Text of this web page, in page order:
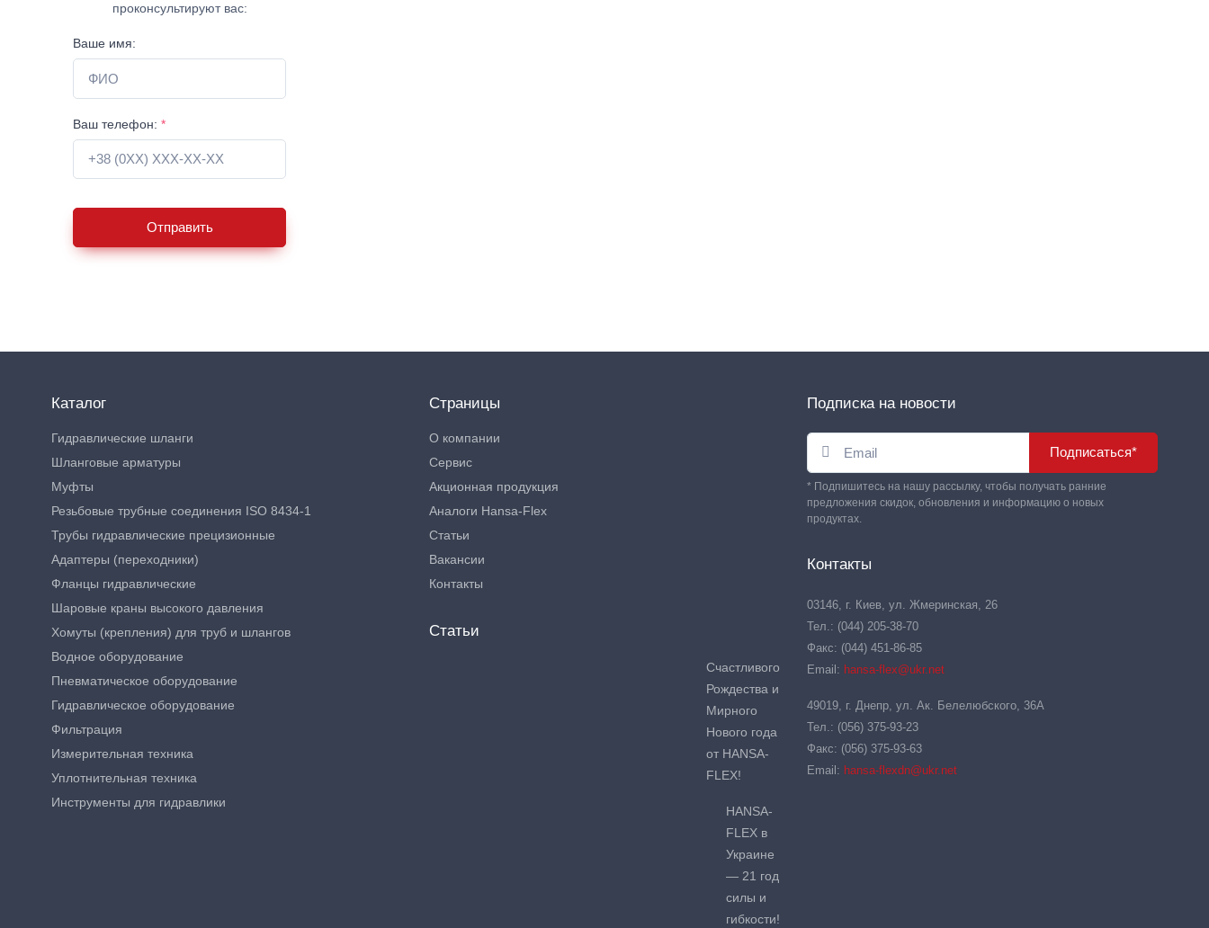
проконсультируют вас:
Ваше имя:
Ваш телефон: *
Отправить
Каталог
Гидравлические шланги
Шланговые арматуры
Муфты
Резьбовые трубные соединения ISO 8434-1
Трубы гидравлические прецизионные
Адаптеры (переходники)
Фланцы гидравлические
Шаровые краны высокого давления
Хомуты (крепления) для труб и шлангов
Водное оборудование
Пневматическое оборудование
Гидравлическое оборудование
Фильтрация
Измерительная техника
Уплотнительная техника
Инструменты для гидравлики
Страницы
О компании
Сервис
Акционная продукция
Аналоги Hansa-Flex
Статьи
Вакансии
Контакты
Статьи
Счастливого
Рождества и
Мирного
Нового года
от HANSA-
FLEX!
HANSA-
FLEX в
Украине
— 21 год
силы и
гибкости!
Подписка на новости
Подписаться*
* Подпишитесь на нашу рассылку, чтобы получать ранние
предложения скидок, обновления и информацию о новых
продуктах.
Контакты
03146, г. Киев, ул. Жмеринская, 26
Тел.: (044) 205-38-70
Факс: (044) 451-86-85
Email: hansa-flex@ukr.net
49019, г. Днепр, ул. Ак. Белелюбского, 36А
Тел.: (056) 375-93-23
Факс: (056) 375-93-63
Email: hansa-flexdn@ukr.net